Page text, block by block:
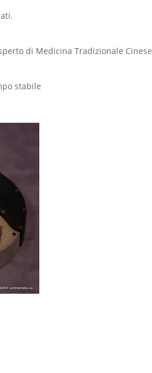
di Medicina Tradizionale Cinese
stabile